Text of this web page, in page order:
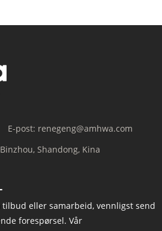
E-post: renegeng@amhwa.com
Shandong, Kina
eller samarbeid, vennligst send
forespørsel. Vår